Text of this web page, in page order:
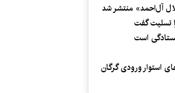
آل‌احمد» منتشر شد
تسلیت گفت
است
استوار ورودی گرگان